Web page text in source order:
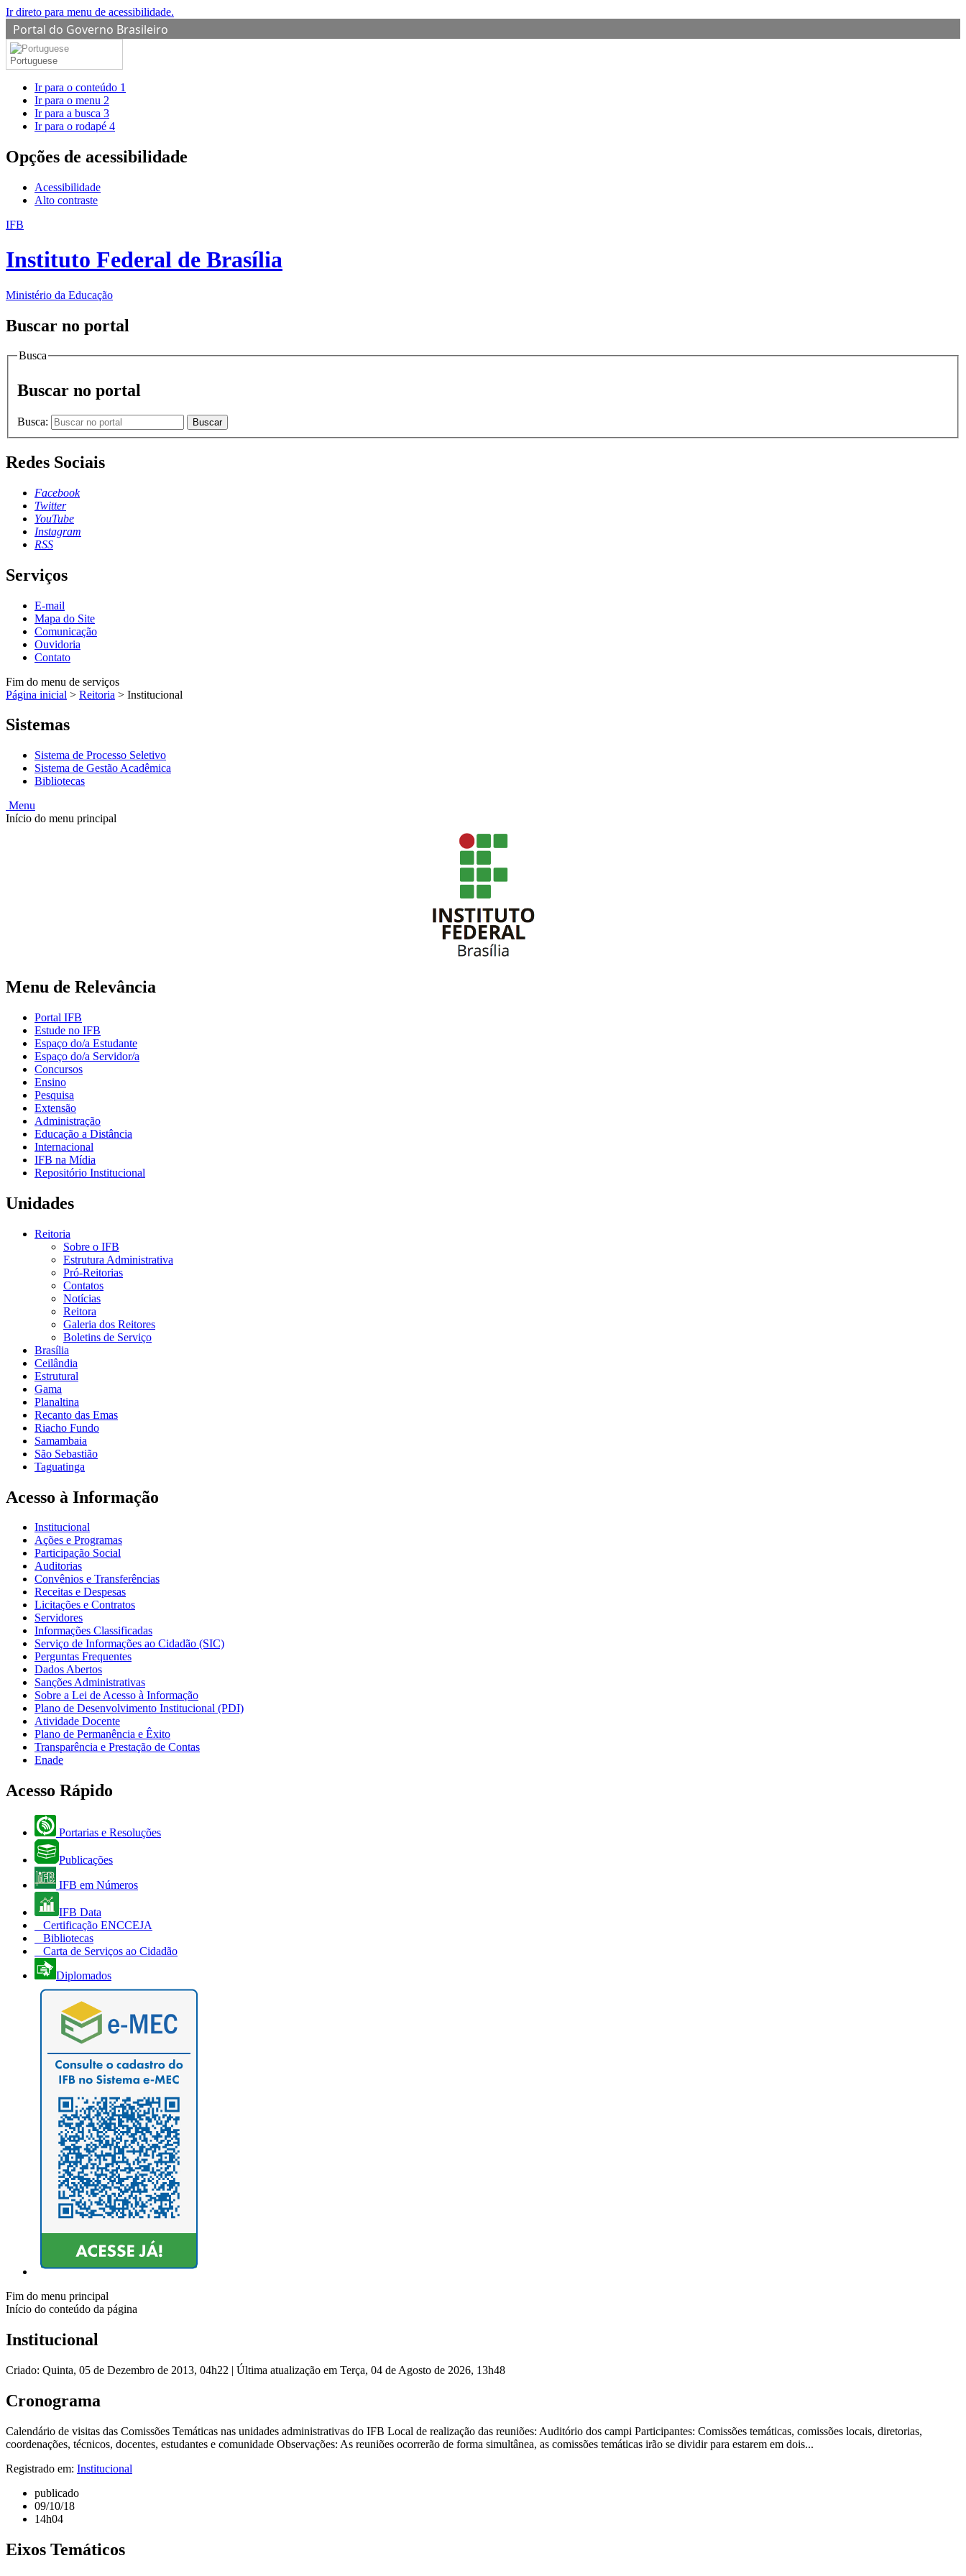
Ir direto para menu de acessibilidade.
Portal do Governo Brasileiro
Portuguese
Ir para o conteúdo 1
Ir para o menu 2
Ir para a busca 3
Ir para o rodapé 4
Opções de acessibilidade
Acessibilidade
Alto contraste
IFB
Instituto Federal de Brasília
Ministério da Educação
Buscar no portal
Busca
Buscar no portal
Busca: Buscar
Redes Sociais
Facebook
Twitter
YouTube
Instagram
RSS
Serviços
E-mail
Mapa do Site
Comunicação
Ouvidoria
Contato
Fim do menu de serviços
Página inicial > Reitoria > Institucional
Sistemas
Sistema de Processo Seletivo
Sistema de Gestão Acadêmica
Bibliotecas
Menu
Início do menu principal
Menu de Relevância
Portal IFB
Estude no IFB
Espaço do/a Estudante
Espaço do/a Servidor/a
Concursos
Ensino
Pesquisa
Extensão
Administração
Educação a Distância
Internacional
IFB na Mídia
Repositório Institucional
Unidades
Reitoria
Sobre o IFB
Estrutura Administrativa
Pró-Reitorias
Contatos
Notícias
Reitora
Galeria dos Reitores
Boletins de Serviço
Brasília
Ceilândia
Estrutural
Gama
Planaltina
Recanto das Emas
Riacho Fundo
Samambaia
São Sebastião
Taguatinga
Acesso à Informação
Institucional
Ações e Programas
Participação Social
Auditorias
Convênios e Transferências
Receitas e Despesas
Licitações e Contratos
Servidores
Informações Classificadas
Serviço de Informações ao Cidadão (SIC)
Perguntas Frequentes
Dados Abertos
Sanções Administrativas
Sobre a Lei de Acesso à Informação
Plano de Desenvolvimento Institucional (PDI)
Atividade Docente
Plano de Permanência e Êxito
Transparência e Prestação de Contas
Enade
Acesso Rápido
Portarias e Resoluções
Publicações
IFB em Números
IFB Data
Certificação ENCCEJA
Bibliotecas
Carta de Serviços ao Cidadão
Diplomados
Fim do menu principal
Início do conteúdo da página
Institucional
Criado: Quinta, 05 de Dezembro de 2013, 04h22 | Última atualização em Terça, 04 de Agosto de 2026, 13h48
Cronograma
Calendário de visitas das Comissões Temáticas nas unidades administrativas do IFB Local de realização das reuniões: Auditório dos campi Participantes: Comissões temáticas, comissões locais, diretorias,
coordenações, técnicos, docentes, estudantes e comunidade Observações: As reuniões ocorrerão de forma simultânea, as comissões temáticas irão se dividir para estarem em dois...
Registrado em: Institucional
publicado
09/10/18
14h04
Eixos Temáticos